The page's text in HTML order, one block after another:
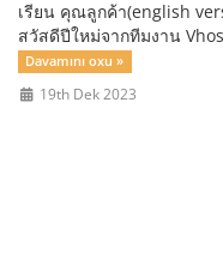
เรียน คุณลูกค้า(english
สวัสดีปีใหม่จากทีมงาน
Davamını oxu »
19th Dek 2023